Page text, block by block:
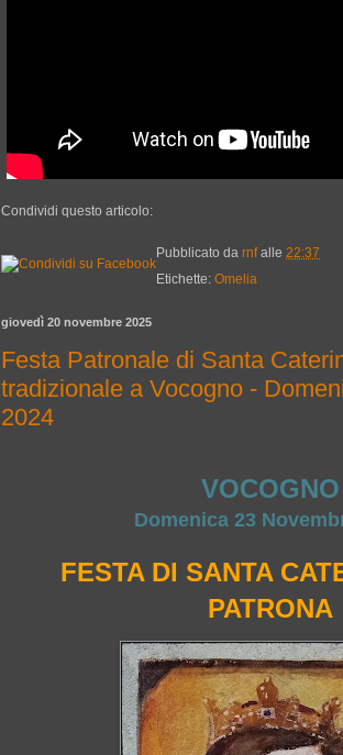
Condividi questo articolo:
Pubblicato da rnfalle 22:37
Etichette: Omelia
giovedì 20 novembre 2025
Festa Patronale di Santa
tradizionale a Vocogno -
2024
VOCOGNO
Domenica 23
FESTA DI SANTA
PATRONA